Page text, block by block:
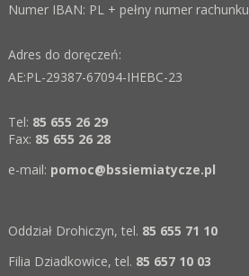
Numer IBAN: PL + pełny numer rachunku
Adres do doręczeń:
AE:PL-29387-67094-IHEBC-23
Tel: 85 655 26 29
Fax: 85 655 26 28
e-mail: pomoc@bssiemiatycze.pl
Oddział Drohiczyn, tel. 85 655 71 10
Filia Dziadkowice, tel. 85 657 10 03